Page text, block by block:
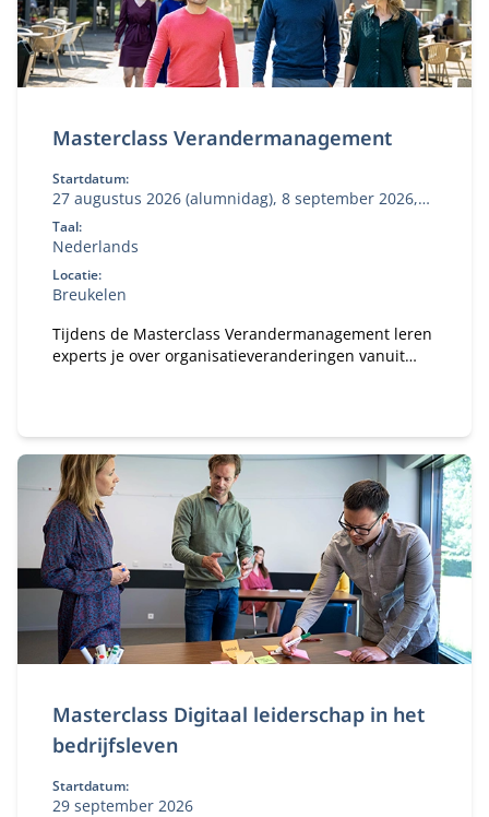
Masterclass Verandermanagement
Startdatum:
27 augustus 2026 (alumnidag), 8 september 2026,
27 oktober 2026
Taal:
Nederlands
Locatie:
Breukelen
Tijdens de Masterclass Verandermanagement leren
experts je over organisatieveranderingen vanuit
Masterclass Digitaal leiderschap in het
bedrijfsleven
Startdatum:
29 september 2026